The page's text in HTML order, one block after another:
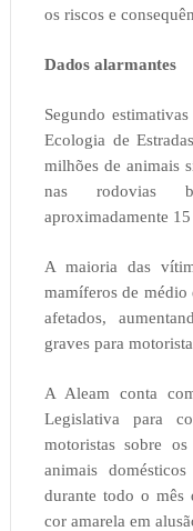
os riscos e
Dados alarmantes
Segundo
Ecologia de
milhões de animais
nas rodovias
aproximadamente
A maioria das
mamíferos de médio
afetados,
graves para
A Aleam conta
Legislativa para
motoristas sobre
animais
durante todo o mês
cor amarela em